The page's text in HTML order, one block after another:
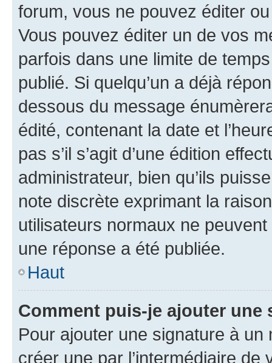
forum, vous ne pouvez éditer
Vous pouvez éditer un de vos
parfois dans une limite de
publié. Si quelqu’un a déjà
dessous du message
édité, contenant la date et
pas s’il s’agit d’une édition
administrateur, bien qu’ils
note discrète exprimant la
utilisateurs normaux ne
une réponse a été publiée.
Haut
Comment puis-je ajouter une
Pour ajouter une signature à un
créer une par l’intermédiaire